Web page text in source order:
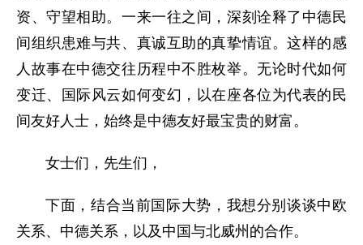
资、守望相助。一来一往之间，深刻诠释了中德民
间组织患难与共、真诚互助的真挚情谊。这样的感
人故事在中德交往历程中不胜枚举。无论时代如何
变迁、国际风云如何变幻，以在座各位为代表的民
间友好人士，始终是中德友好最宝贵的财富。
女士们，先生们，
下面，结合当前国际大势，我想分别谈谈中欧
关系、中德关系，以及中国与北威州的合作。